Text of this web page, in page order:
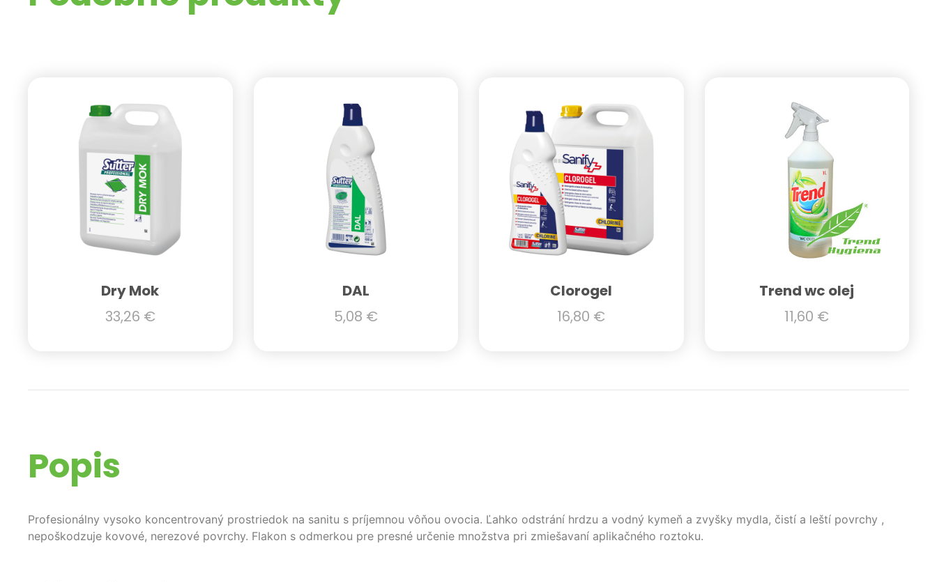
Dry Mok
33,26 €
DAL
5,08 €
Clorogel
16,80 €
Trend wc olej
11,60 €
Popis
Profesionálny vysoko koncentrovaný prostriedok na sanitu s príjemnou vôňou ovocia. Ľahko odstrání hrdzu a vodný kymeň a zvyšky mydla, čistí a leští povrchy ,
nepoškodzuje kovové, nerezové povrchy. Flakon s odmerkou pre presné určenie množstva pri zmiešavaní aplikačného roztoku.